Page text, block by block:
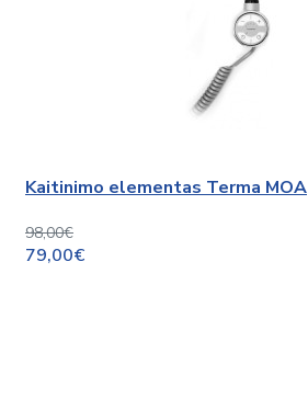
Kaitinimo elementas Terma MOA
98,00€
79,00€